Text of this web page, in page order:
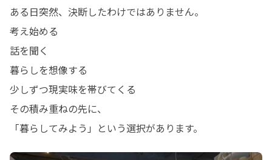
ある日突然、決断したわけではありません。
考え始める
話を聞く
暮らしを想像する
少しずつ現実味を帯びてくる
その積み重ねの先に、
「暮らしてみよう」という選択があります。